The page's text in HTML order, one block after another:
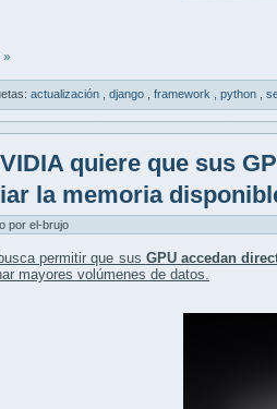
»
actualización django framework python
quiere que sus
la memoria
por el-brujo
permitir que sus GPU accedan
mayores volúmenes de datos.